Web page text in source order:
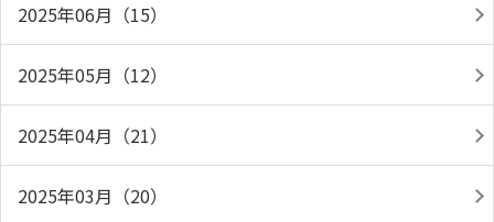
2025年06月（15）
2025年05月（12）
2025年04月（21）
2025年03月（20）